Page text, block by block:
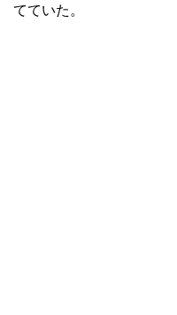
てていた。